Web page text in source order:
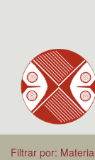
Filtrar por: Materia